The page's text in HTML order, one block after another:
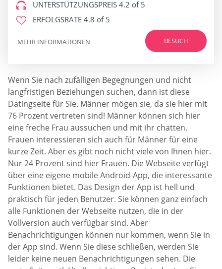
UNTERSTÜTZUNGSPREIS 4.2 of 5
ERFOLGSRATE 4.8 of 5
BESUCH
MEHR INFORMATIONEN
Wenn Sie nach zufälligen Begegnungen und nicht
langfristigen Beziehungen suchen, dann ist diese
Datingseite für Sie. Männer mögen sie, da sie hier mit
76 Prozent vertreten sind! Männer können sich hier
eine freche Frau aussuchen und mit ihr chatten.
Frauen interessieren sich auch für Männer für eine
kurze Zeit. Aber es gibt noch nicht viele von Ihnen hier.
Nur 24 Prozent sind hier Frauen. Die Webseite verfügt
über eine eigene mobile Android-App, die interessante
Funktionen bietet. Das Design der App ist hell und
praktisch für jeden Benutzer. Sie können ganz einfach
alle Funktionen der Webseite nutzen, die in der
Vollversion auch verfügbar sind. Aber
Benachrichtigungen können nur kommen, wenn Sie in
der App sind. Wenn Sie diese schließen, werden Sie
leider keine neuen Benachrichtigungen sehen. Die